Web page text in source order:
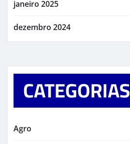
janeiro 2025
dezembro 2024
CATEGORIAS
Agro